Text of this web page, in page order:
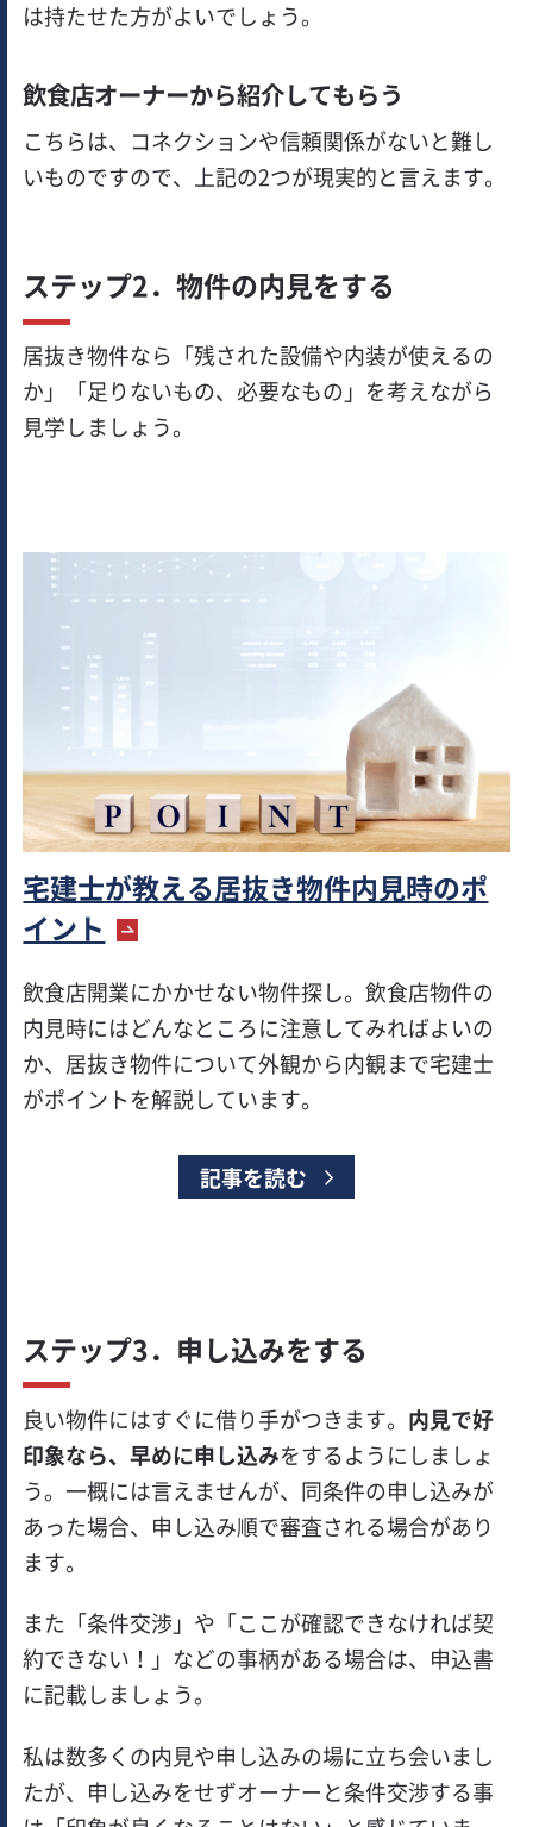
は持たせた方がよいでしょう。
飲食店オーナーから紹介してもらう
こちらは、コネクションや信頼関係がないと難し
いものですので、上記の2つが現実的と言えます。
ステップ2．物件の内見をする
居抜き物件なら「残された設備や内装が使えるの
か」「足りないもの、必要なもの」を考えながら
見学しましょう。
宅建士が教える居抜き物件内見時のポ
イント
飲食店開業にかかせない物件探し。飲食店物件の
内見時にはどんなところに注意してみればよいの
か、居抜き物件について外観から内観まで宅建士
がポイントを解説しています。
記事を読む
ステップ3．申し込みをする
良い物件にはすぐに借り手がつきます。 内見で好
印象なら、早めに申し込みをするようにしましょ
う。一概には言えませんが、同条件の申し込みが
あった場合、申し込み順で審査される場合があり
ます。
また「条件交渉」や「ここが確認できなければ契
約できない！」などの事柄がある場合は、申込書
に記載しましょう。
私は数多くの内見や申し込みの場に立ち会いまし
たが、申し込みをせずオーナーと条件交渉する事